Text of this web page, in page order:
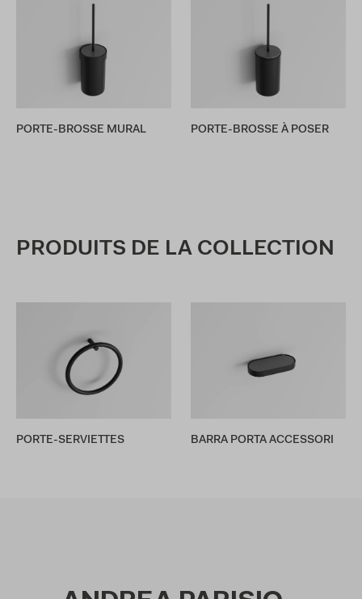
PORTE-BROSSE MURAL PORTE-BROSSE À POSER
PRODUITS DE LA COLLECTION
PORTE-SERVIETTES BARRA PORTA ACCESSORI